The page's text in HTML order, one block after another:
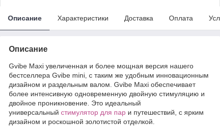
Описание Характеристики Доставка Оплата
Описание
Gvibe Maxi увеличенная и более мощная версия нашего
бестселлера Gvibe mini, с таким же удобным инновационным
дизайном и раздельным валом. Gvibe Maxi обеспечивает
более интенсивную одновременную двойную стимуляцию и
двойное проникновение. Это идеальный
универсальный стимулятор для пар и путешествий, с ярким
дизайном и роскошной золотистой отделкой.